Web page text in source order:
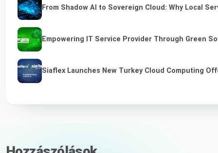
From Shadow AI to Sovereign Cloud: Why Local
Empowering IT Service Provider Through Green
Siaflex Launches New Turkey Cloud Computing